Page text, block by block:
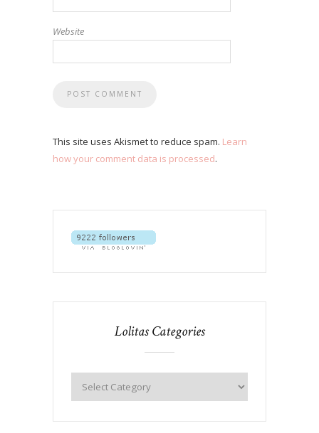
Website
This site uses Akismet to reduce spam. Learn
how your comment data is processed.
Lolitas Categories